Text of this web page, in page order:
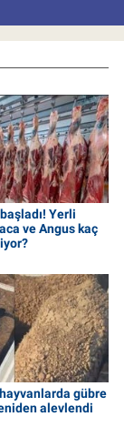
Yerli
ve Angus kaç
gübre
alevlendi